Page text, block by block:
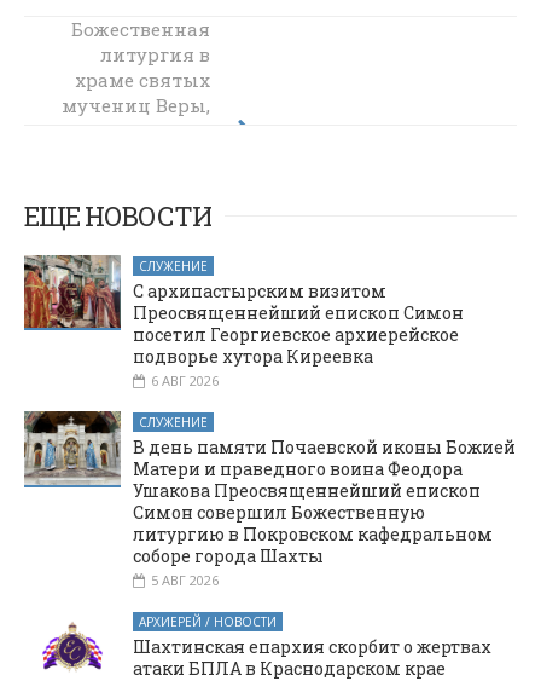
Донская икона
Божией Матери
прибыла в
Покровский
Божественная
литургия в
храме святых
мучениц Веры,
в станице
Багаевской
ЕЩЕ НОВОСТИ
СЛУЖЕНИЕ
С архипастырским визитом
Преосвященнейший епископ Симон
посетил Георгиевское архиерейское
подворье хутора Киреевка
6 АВГ 2026
СЛУЖЕНИЕ
В день памяти Почаевской иконы Божией
Матери и праведного воина Феодора
Ушакова Преосвященнейший епископ
Симон совершил Божественную
литургию в Покровском кафедральном
соборе города Шахты
5 АВГ 2026
АРХИЕРЕЙ / НОВОСТИ
Шахтинская епархия скорбит о жертвах
атаки БПЛА в Краснодарском крае